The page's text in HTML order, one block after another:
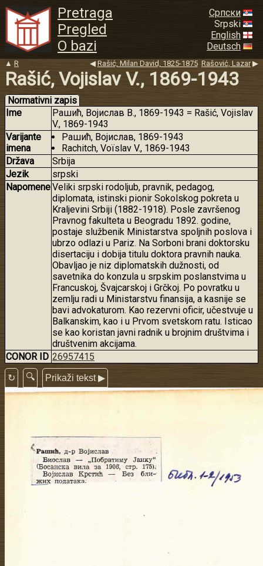
Pretraga
Pregled
O bazi
Српски
Srpski
English
Deutsch
▲ R ◀ Rašić, Milan David, 1825-1875 Rašović, Lazar▶
Rašić, Vojislav V., 1869-1943
Normativni zapis
Ime
Рашић, Војислав В., 1869-1943 = Rašić, Vojislav
V., 1869-1943
Varijante
imena
Рашић, Војислав, 1869-1943
Rachitch, Voïslav V., 1869-1943
Država
Srbija
Jezik
srpski
NapomeneVeliki srpski rodoljub, pravnik, pedagog,
diplomata, istinski pionir Sokolskog pokreta u
Kraljevini Srbiji (1882-1918). Posle završenog
Pravnog fakulteta u Beogradu 1892. godine,
postaje službenik Ministarstva spoljnih poslova i
ubrzo odlazi u Pariz. Na Sorboni brani doktorsku
disertaciju i dobija titulu doktora pravnih nauka.
Obavljao je niz diplomatskih dužnosti, od
savetnika do konzula u srpskim poslanstvima u
Francuskoj, Švajcarskoj i Grčkoj. Po povratku u
zemlju radi u Ministarstvu finansija, a kasnije se
bavi advokaturom. Kao rezervni oficir, učestvuje u
Balkanskim, kao i u Prvom svetskom ratu. Isticao
se kao koristan javni radnik u brojnim društvima i
društvenim akcijama.
CONOR ID 26957415